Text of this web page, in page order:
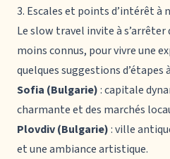
3. Escales et points d’intérêt à
Le slow travel invite à
moins connus, pour vivre une
quelques suggestions d’étapes
Sofia (Bulgarie): capitale
charmante et des marchés
Plovdiv (Bulgarie): ville
et une ambiance artistique.